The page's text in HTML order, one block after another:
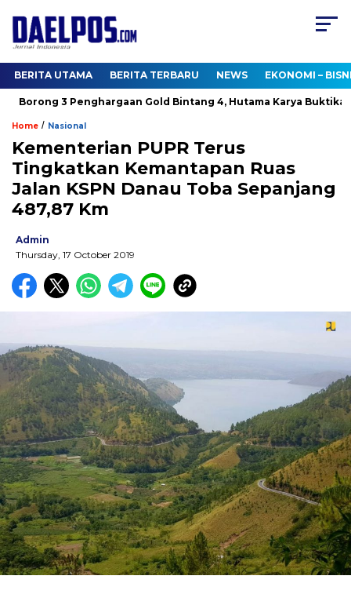
BERITA UTAMA BERITA TERBARU NEWS EKONOMI –
Borong 3 Penghargaan Gold Bintang 4, Hutama Karya Buktikan
Home / Nasional
Kementerian PUPR Terus
Tingkatkan Kemantapan Ruas
Jalan KSPN Danau Toba Sepanjang
487,87 Km
Admin
Thursday, 17 October 2019